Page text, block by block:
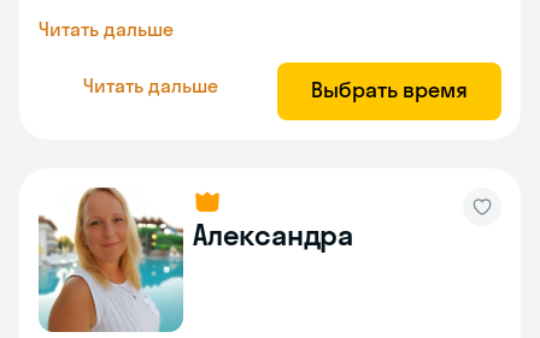
Читать дальше
Читать дальше Выбрать время
Александра